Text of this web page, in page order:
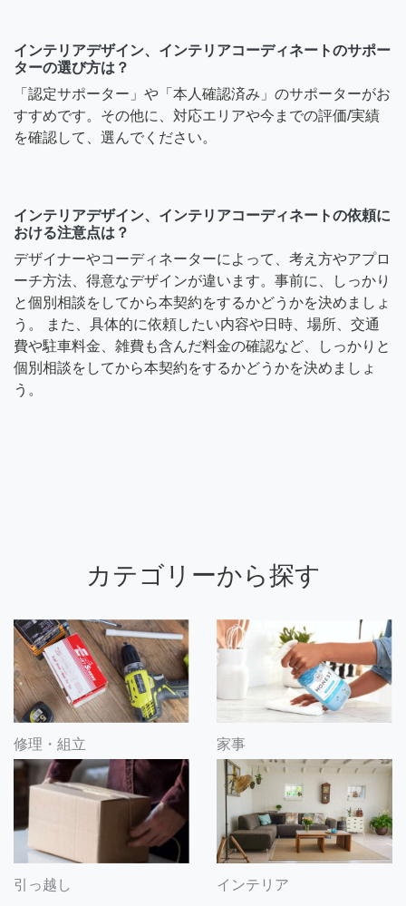
インテリアデザイン、インテリアコーディネートのサポー
ターの選び方は？
「認定サポーター」や「本人確認済み」のサポーターがお
すすめです。その他に、対応エリアや今までの評価/実績
を確認して、選んでください。
インテリアデザイン、インテリアコーディネートの依頼に
おける注意点は？
デザイナーやコーディネーターによって、考え方やアプロ
ーチ方法、得意なデザインが違います。事前に、しっかり
と個別相談をしてから本契約をするかどうかを決めましょ
う。 また、具体的に依頼したい内容や日時、場所、交通
費や駐車料金、雑費も含んだ料金の確認など、しっかりと
個別相談をしてから本契約をするかどうかを決めましょ
う。
カテゴリーから探す
修理・組立 家事
引っ越し インテリア